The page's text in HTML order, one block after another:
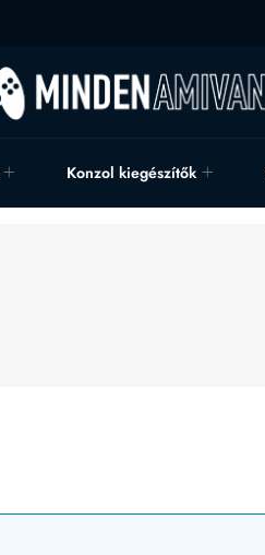
Konzol kiegészítők